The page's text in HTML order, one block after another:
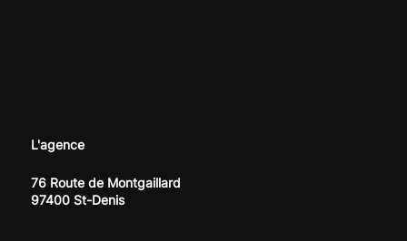
L'agence
76 Route de Montgaillard
97400 St-Denis